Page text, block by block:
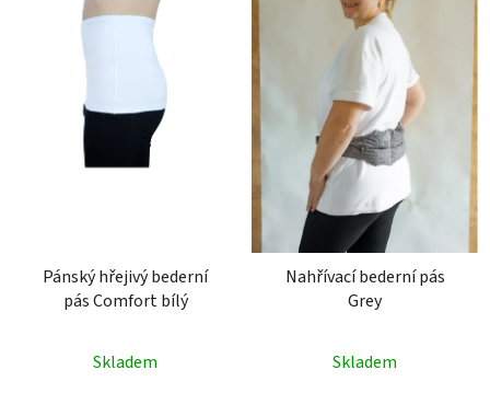
Pánský hřejivý bederní
pás Comfort bílý
hodnocení
Skladem
Nahřívací bederní pás
Grey
hodnocení
Skladem